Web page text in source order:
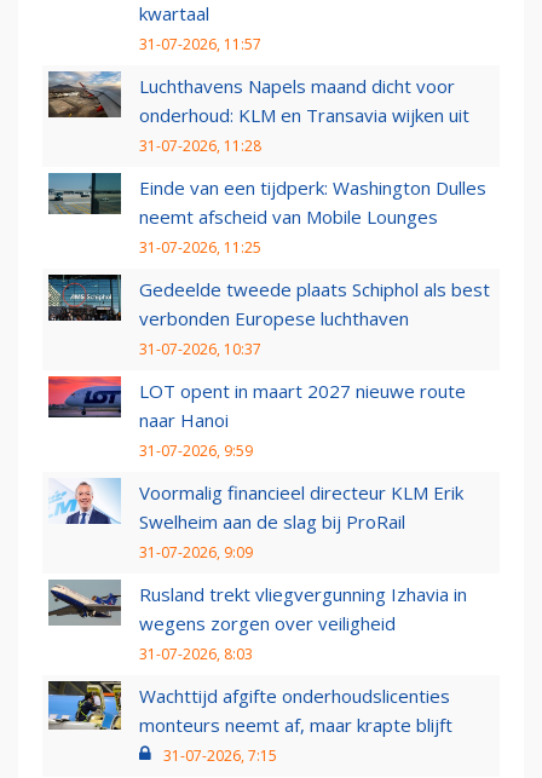
kwartaal
31-07-2026, 11:57
Luchthavens Napels maand dicht voor
onderhoud: KLM en Transavia wijken uit
31-07-2026, 11:28
Einde van een tijdperk: Washington Dulles
neemt afscheid van Mobile Lounges
31-07-2026, 11:25
Gedeelde tweede plaats Schiphol als best
verbonden Europese luchthaven
31-07-2026, 10:37
LOT opent in maart 2027 nieuwe route
naar Hanoi
31-07-2026, 9:59
Voormalig financieel directeur KLM Erik
Swelheim aan de slag bij ProRail
31-07-2026, 9:09
Rusland trekt vliegvergunning Izhavia in
wegens zorgen over veiligheid
31-07-2026, 8:03
Wachttijd afgifte onderhoudslicenties
monteurs neemt af, maar krapte blijft
31-07-2026, 7:15